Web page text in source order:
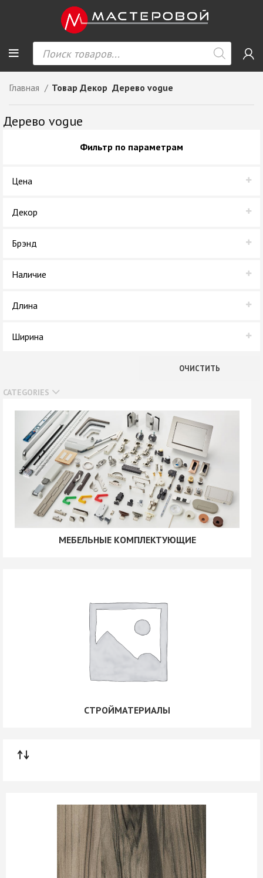
Главная Товар Декор Дерево vogue
Дерево vogue
Фильтр по параметрам
Цена
Декор
Брэнд
Наличие
Длина
Ширина
ОЧИСТИТЬ
CATEGORIES
МЕБЕЛЬНЫЕ КОМПЛЕКТУЮЩИЕ
СТРОЙМАТЕРИАЛЫ